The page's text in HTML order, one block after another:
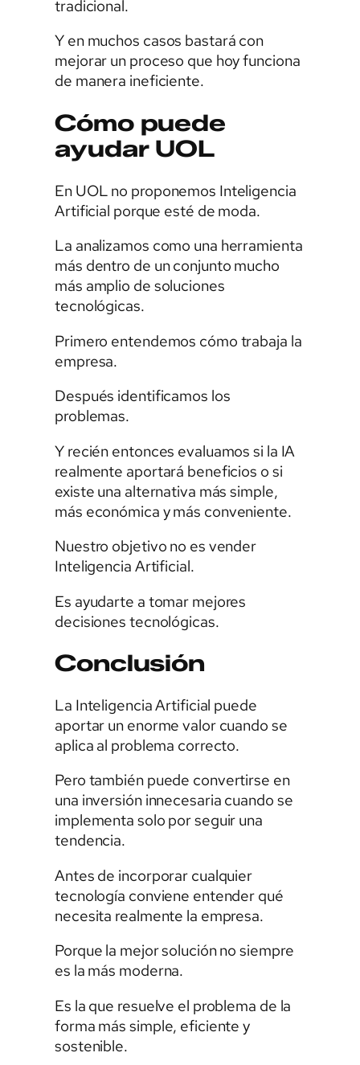
tradicional.
Y en muchos casos bastará con
mejorar un proceso que hoy funciona
de manera ineficiente.
Cómo puede
ayudar UOL
En UOL no proponemos Inteligencia
Artificial porque esté de moda.
La analizamos como una herramienta
más dentro de un conjunto mucho
más amplio de soluciones
tecnológicas.
Primero entendemos cómo trabaja la
empresa.
Después identificamos los
problemas.
Y recién entonces evaluamos si la IA
realmente aportará beneficios o si
existe una alternativa más simple,
más económica y más conveniente.
Nuestro objetivo no es vender
Inteligencia Artificial.
Es ayudarte a tomar mejores
decisiones tecnológicas.
Conclusión
La Inteligencia Artificial puede
aportar un enorme valor cuando se
aplica al problema correcto.
Pero también puede convertirse en
una inversión innecesaria cuando se
implementa solo por seguir una
tendencia.
Antes de incorporar cualquier
tecnología conviene entender qué
necesita realmente la empresa.
Porque la mejor solución no siempre
es la más moderna.
Es la que resuelve el problema de la
forma más simple, eficiente y
sostenible.